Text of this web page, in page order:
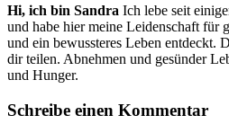
Hi, ich bin Sandra Ich lebe seit
und habe hier meine Leidenschaft für
und ein bewussteres Leben entdeckt.
dir teilen. Abnehmen und gesünder
und Hunger.
Schreibe einen Kommentar